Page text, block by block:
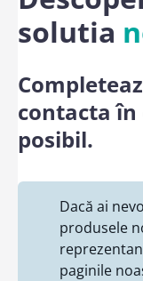
solutia
contacta
posibil.
Dacă ai
produsele
paginile